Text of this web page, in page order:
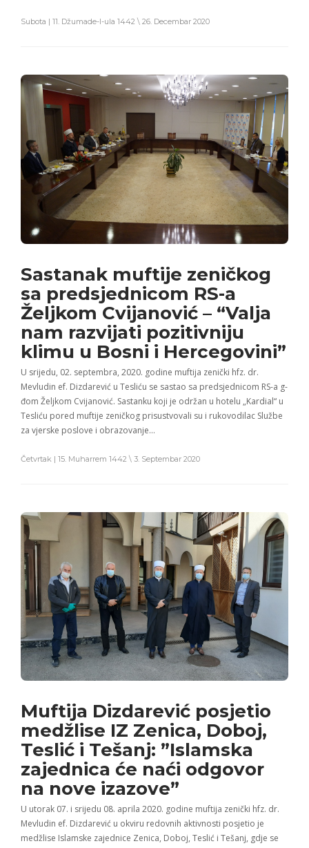
Subota | 11. Džumade-l-ula 1442 \ 26. Decembar 2020
Sastanak muftije zeničkog
sa predsjednicom RS-a
Željkom Cvijanović – “Valja
nam razvijati pozitivniju
klimu u Bosni i Hercegovini”
U srijedu, 02. septembra, 2020. godine muftija zenički hfz. dr.
Mevludin ef. Dizdarević u Tesliću se sastao sa predsjednicom RS-a g-
đom Željkom Cvijanović. Sastanku koji je održan u hotelu „Kardial“ u
Tesliću pored muftije zeničkog prisustvovali su i rukovodilac Službe
za vjerske poslove i obrazovanje…
Četvrtak | 15. Muharrem 1442 \ 3. Septembar 2020
Muftija Dizdarević posjetio
medžlise IZ Zenica, Doboj,
Teslić i Tešanj: ”Islamska
zajednica će naći odgovor
na nove izazove”
U utorak 07. i srijedu 08. aprila 2020. godine muftija zenički hfz. dr.
Mevludin ef. Dizdarević u okviru redovnih aktivnosti posjetio je
medžlise Islamske zajednice Zenica, Doboj, Teslić i Tešanj, gdje se